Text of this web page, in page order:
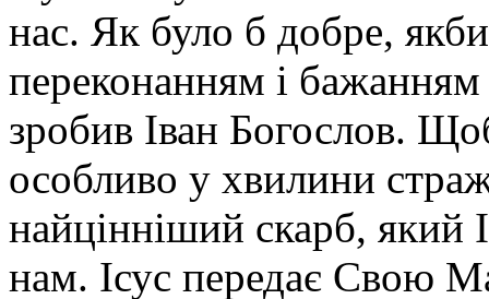
нас. Як було б добре,
переконанням і
зробив Іван Богослов.
особливо у хвилини
найцінніший скарб, який
нам. Ісус передає Свою